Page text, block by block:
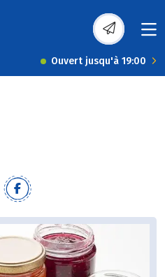
Ouvert jusqu'à 19:00